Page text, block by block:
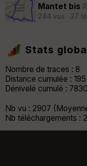
Mantet bis
244 vus · 37
Stats
Nombre de traces : 8
Distance cumulée :
Dénivelé cumulé :
Nb vu : 2907
Nb téléchargements :